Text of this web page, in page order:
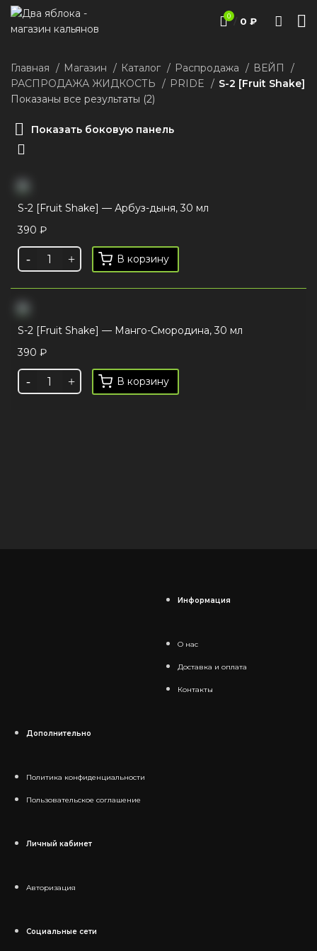
0 / 0 ₽
Главная Магазин Каталог Распродажа
ВЕЙП
РАСПРОДАЖА ЖИДКОСТЬ
PRIDE
S-2 [Fruit Shake]
Показаны все результаты (2)
Показать боковую панель
S-2 [Fruit Shake] — Арбуз-дыня, 30 мл
390 ₽
В корзину
S-2 [Fruit Shake] — Манго-Смородина, 30 мл
390 ₽
В корзину
Информация
О нас
Доставка и оплата
Контакты
Дополнительно
Политика конфиденциальности
Пользовательское соглашение
Личный кабинет
Авторизация
Социальные сети